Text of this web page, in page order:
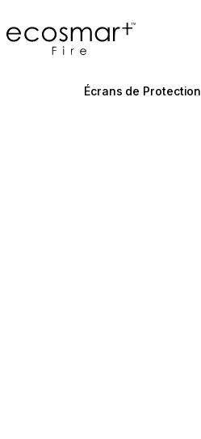
EcoSmart Fire
Écrans de Protection